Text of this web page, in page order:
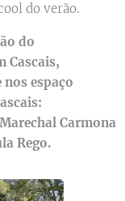
do verão.
do
Cascais,
espaço
Carmona
Rego.